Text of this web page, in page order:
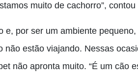
muito de cachorro”,
e, por ser um ambiente
não estão viajando. Nessas
não apronta muito. “É um cão